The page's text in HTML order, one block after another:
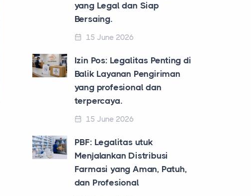
yang Legal dan Siap
Bersaing.
15 June 2026
Izin Pos: Legalitas Penting di
Balik Layanan Pengiriman
yang profesional dan
terpercaya.
15 June 2026
PBF: Legalitas utuk
Menjalankan Distribusi
Farmasi yang Aman, Patuh,
dan Profesional